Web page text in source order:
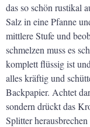
das so schön rustikal
Salz in eine Pfanne
mittlere Stufe und
schmelzen muss es
komplett flüssig ist
alles kräftig und
Backpapier. Achtet
sondern drückt das
Splitter